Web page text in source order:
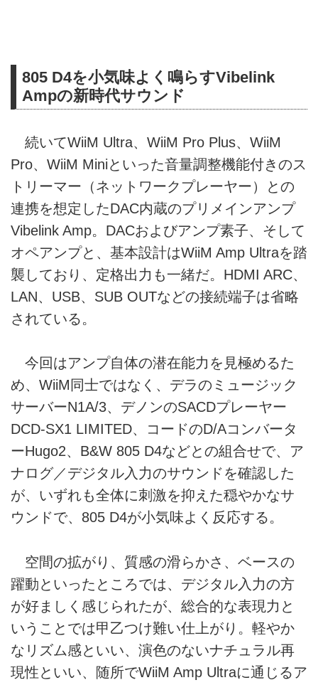
805 D4を小気味よく鳴らすVibelink
Ampの新時代サウンド
続いてWiiM Ultra、WiiM Pro Plus、WiiM
Pro、WiiM Miniといった音量調整機能付きのス
トリーマー（ネットワークプレーヤー）との
連携を想定したDAC内蔵のプリメインアンプ
Vibelink Amp。DACおよびアンプ素子、そして
オペアンプと、基本設計はWiiM Amp Ultraを踏
襲しており、定格出力も一緒だ。HDMI ARC、
LAN、USB、SUB OUTなどの接続端子は省略
されている。
今回はアンプ自体の潜在能力を見極めるた
め、WiiM同士ではなく、デラのミュージック
サーバーN1A/3、デノンのSACDプレーヤー
DCD-SX1 LIMITED、コードのD/Aコンバータ
ーHugo2、B&W 805 D4などとの組合せで、ア
ナログ／デジタル入力のサウンドを確認した
が、いずれも全体に刺激を抑えた穏やかなサ
ウンドで、805 D4が小気味よく反応する。
空間の拡がり、質感の滑らかさ、ベースの
躍動といったところでは、デジタル入力の方
が好ましく感じられたが、総合的な表現力と
いうことでは甲乙つけ難い仕上がり。軽やか
なリズム感といい、演色のないナチュラル再
現性といい、随所でWiiM Amp Ultraに通じるア